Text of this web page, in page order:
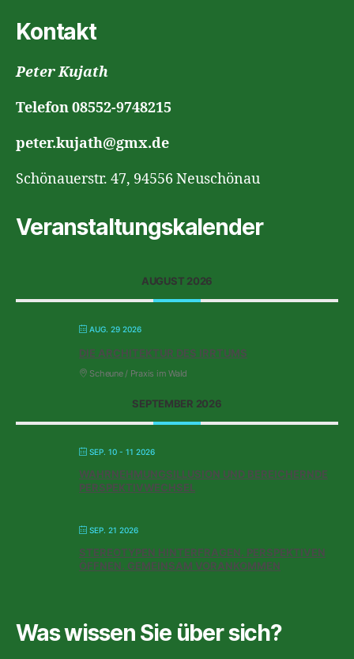
Kontakt
Peter Kujath
Telefon 08552-9748215
peter.kujath@gmx.de
Schönauerstr. 47, 94556 Neuschönau
Veranstaltungskalender
AUGUST 2026
AUG. 29 2026
DIE ARCHITEKTUR DES IRRTUMS
Scheune / Praxis im Wald
SEPTEMBER 2026
SEP. 10 - 11 2026
WAHRNEHMUNGSILLUSION UND BEREICHERNDE
PERSPEKTIVWECHSEL
SEP. 21 2026
STEREOTYPEN HINTERFRAGEN. PERSPEKTIVEN
ÖFFNEN. GEMEINSAM VORANKOMMEN
Was wissen Sie über sich?